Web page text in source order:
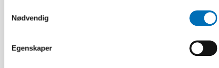
Nødvendig
Egenskaper
BARN & UNGE